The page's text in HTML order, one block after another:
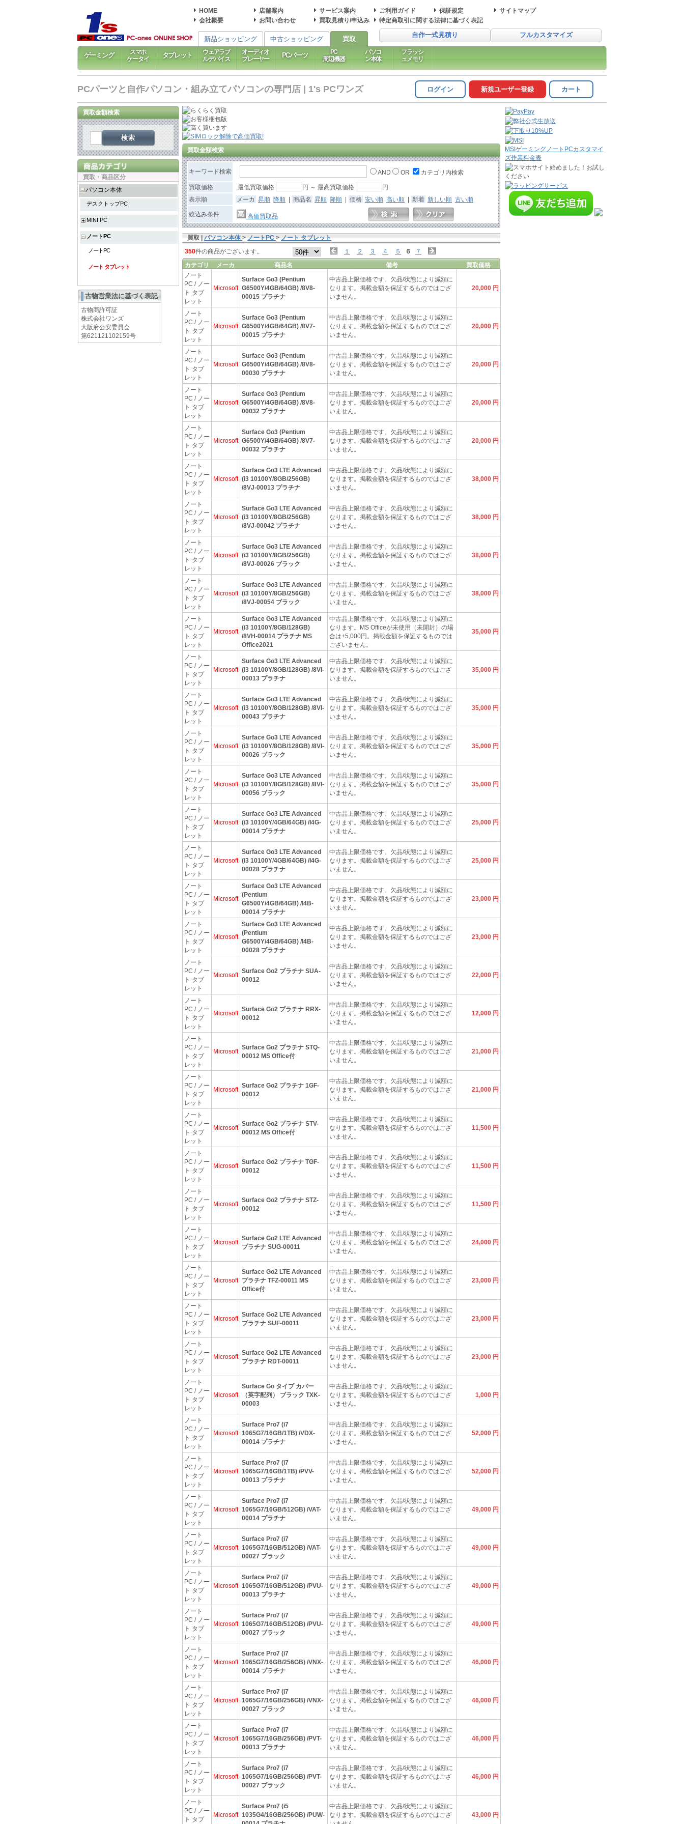
HOME 店舗案内 サービス案内 ご利用ガイド 保証規定
サイトマップ
会社概要
お問い合わせ 買取見積り/申込み 特定商取引に関する法律に基づく表記
自作一式見積り フルカスタマイズ
新品ショッピング 中古ショッピング 買取
ゲーミング
スマホ
ケータイ
タブレット
ウェアラブ
ルデバイス
オーディオ
プレーヤー
PCパーツ
PC
周辺機器
パソコ
ン本体
フラッシ
ュメモリ
PCパーツと自作パソコン・組み立てパソコンの専門店 | 1's PCワンズ ログイン 新規ユーザー登録 カート
買取金額検索
キーワード検索 AND OR カテゴリ内検索
買取価格 最低買取価格 円 ～ 最高買取価格
円
表示順
メーカ 昇順 降順 | 商品名 昇順 降順 | 価格 安い順 高い順 | 新着 新しい順 古い順
絞込み条件 高価買取品
買取 | パソコン本体 > ノートPC > ノート タブレット
350件の商品がございます。 １ ２ ３ ４ ５ ６ ７
カテゴリ メーカ 商品名 備考
買取価格
ノート
PC / ノー
ト タブ
レット
Microsoft
Surface Go3 (Pentium
G6500Y/4GB/64GB) /8V8-
00015 プラチナ
中古品上限価格です。欠品/状態により減額に
なります。掲載金額を保証するものではござ
いません。
20,000 円
ノート
PC / ノー
ト タブ
レット
Microsoft
Surface Go3 (Pentium
G6500Y/4GB/64GB) /8V7-
00015 プラチナ
中古品上限価格です。欠品/状態により減額に
なります。掲載金額を保証するものではござ
いません。
20,000 円
ノート
PC / ノー
ト タブ
レット
Microsoft
Surface Go3 (Pentium
G6500Y/4GB/64GB) /8V8-
00030 プラチナ
中古品上限価格です。欠品/状態により減額に
なります。掲載金額を保証するものではござ
いません。
20,000 円
ノート
PC / ノー
ト タブ
レット
Microsoft
Surface Go3 (Pentium
G6500Y/4GB/64GB) /8V8-
00032 プラチナ
中古品上限価格です。欠品/状態により減額に
なります。掲載金額を保証するものではござ
いません。
20,000 円
ノート
PC / ノー
ト タブ
レット
Microsoft
Surface Go3 (Pentium
G6500Y/4GB/64GB) /8V7-
00032 プラチナ
中古品上限価格です。欠品/状態により減額に
なります。掲載金額を保証するものではござ
いません。
20,000 円
ノート
PC / ノー
ト タブ
レット
Microsoft
Surface Go3 LTE Advanced
(i3 10100Y/8GB/256GB)
/8VJ-00013 プラチナ
中古品上限価格です。欠品/状態により減額に
なります。掲載金額を保証するものではござ
いません。
38,000 円
ノート
PC / ノー
ト タブ
レット
Microsoft
Surface Go3 LTE Advanced
(i3 10100Y/8GB/256GB)
/8VJ-00042 プラチナ
中古品上限価格です。欠品/状態により減額に
なります。掲載金額を保証するものではござ
いません。
38,000 円
ノート
PC / ノー
ト タブ
レット
Microsoft
Surface Go3 LTE Advanced
(i3 10100Y/8GB/256GB)
/8VJ-00026 ブラック
中古品上限価格です。欠品/状態により減額に
なります。掲載金額を保証するものではござ
いません。
38,000 円
ノート
PC / ノー
ト タブ
レット
Microsoft
Surface Go3 LTE Advanced
(i3 10100Y/8GB/256GB)
/8VJ-00054 ブラック
中古品上限価格です。欠品/状態により減額に
なります。掲載金額を保証するものではござ
いません。
38,000 円
ノート
PC / ノー
ト タブ
レット
Microsoft
Surface Go3 LTE Advanced
(i3 10100Y/8GB/128GB)
/8VH-00014 プラチナ MS
Office2021
中古品上限価格です。欠品/状態により減額に
なります。MS Officeが未使用（未開封）の場
合は+5,000円。掲載金額を保証するものでは
ございません。
35,000 円
ノート
PC / ノー
ト タブ
レット
Microsoft
Surface Go3 LTE Advanced
(i3 10100Y/8GB/128GB) /8VI-
00013 プラチナ
中古品上限価格です。欠品/状態により減額に
なります。掲載金額を保証するものではござ
いません。
35,000 円
ノート
PC / ノー
ト タブ
レット
Microsoft
Surface Go3 LTE Advanced
(i3 10100Y/8GB/128GB) /8VI-
00043 プラチナ
中古品上限価格です。欠品/状態により減額に
なります。掲載金額を保証するものではござ
いません。
35,000 円
ノート
PC / ノー
ト タブ
レット
Microsoft
Surface Go3 LTE Advanced
(i3 10100Y/8GB/128GB) /8VI-
00026 ブラック
中古品上限価格です。欠品/状態により減額に
なります。掲載金額を保証するものではござ
いません。
35,000 円
ノート
PC / ノー
ト タブ
レット
Microsoft
Surface Go3 LTE Advanced
(i3 10100Y/8GB/128GB) /8VI-
00056 ブラック
中古品上限価格です。欠品/状態により減額に
なります。掲載金額を保証するものではござ
いません。
35,000 円
ノート
PC / ノー
ト タブ
レット
Microsoft
Surface Go3 LTE Advanced
(i3 10100Y/4GB/64GB) /I4G-
00014 プラチナ
中古品上限価格です。欠品/状態により減額に
なります。掲載金額を保証するものではござ
いません。
25,000 円
ノート
PC / ノー
ト タブ
レット
Microsoft
Surface Go3 LTE Advanced
(i3 10100Y/4GB/64GB) /I4G-
00028 プラチナ
中古品上限価格です。欠品/状態により減額に
なります。掲載金額を保証するものではござ
いません。
25,000 円
ノート
PC / ノー
ト タブ
レット
Microsoft
Surface Go3 LTE Advanced
(Pentium
G6500Y/4GB/64GB) /I4B-
00014 プラチナ
中古品上限価格です。欠品/状態により減額に
なります。掲載金額を保証するものではござ
いません。
23,000 円
ノート
PC / ノー
ト タブ
レット
Microsoft
Surface Go3 LTE Advanced
(Pentium
G6500Y/4GB/64GB) /I4B-
00028 プラチナ
中古品上限価格です。欠品/状態により減額に
なります。掲載金額を保証するものではござ
いません。
23,000 円
ノート
PC / ノー
ト タブ
レット
Microsoft
Surface Go2 プラチナ SUA-
00012
中古品上限価格です。欠品/状態により減額に
なります。掲載金額を保証するものではござ
いません。
22,000 円
ノート
PC / ノー
ト タブ
レット
Microsoft
Surface Go2 プラチナ RRX-
00012
中古品上限価格です。欠品/状態により減額に
なります。掲載金額を保証するものではござ
いません。
12,000 円
ノート
PC / ノー
ト タブ
レット
Microsoft
Surface Go2 プラチナ STQ-
00012 MS Office付
中古品上限価格です。欠品/状態により減額に
なります。掲載金額を保証するものではござ
いません。
21,000 円
ノート
PC / ノー
ト タブ
レット
Microsoft
Surface Go2 プラチナ 1GF-
00012
中古品上限価格です。欠品/状態により減額に
なります。掲載金額を保証するものではござ
いません。
21,000 円
ノート
PC / ノー
ト タブ
レット
Microsoft
Surface Go2 プラチナ STV-
00012 MS Office付
中古品上限価格です。欠品/状態により減額に
なります。掲載金額を保証するものではござ
いません。
11,500 円
ノート
PC / ノー
ト タブ
レット
Microsoft
Surface Go2 プラチナ TGF-
00012
中古品上限価格です。欠品/状態により減額に
なります。掲載金額を保証するものではござ
いません。
11,500 円
ノート
PC / ノー
ト タブ
レット
Microsoft
Surface Go2 プラチナ STZ-
00012
中古品上限価格です。欠品/状態により減額に
なります。掲載金額を保証するものではござ
いません。
11,500 円
ノート
PC / ノー
ト タブ
レット
Microsoft
Surface Go2 LTE Advanced
プラチナ SUG-00011
中古品上限価格です。欠品/状態により減額に
なります。掲載金額を保証するものではござ
いません。
24,000 円
ノート
PC / ノー
ト タブ
レット
Microsoft
Surface Go2 LTE Advanced
プラチナ TFZ-00011 MS
Office付
中古品上限価格です。欠品/状態により減額に
なります。掲載金額を保証するものではござ
いません。
23,000 円
ノート
PC / ノー
ト タブ
レット
Microsoft
Surface Go2 LTE Advanced
プラチナ SUF-00011
中古品上限価格です。欠品/状態により減額に
なります。掲載金額を保証するものではござ
いません。
23,000 円
ノート
PC / ノー
ト タブ
レット
Microsoft
Surface Go2 LTE Advanced
プラチナ RDT-00011
中古品上限価格です。欠品/状態により減額に
なります。掲載金額を保証するものではござ
いません。
23,000 円
ノート
PC / ノー
ト タブ
レット
Microsoft
Surface Go タイプ カバー
（英字配列） ブラック TXK-
00003
中古品上限価格です。欠品/状態により減額に
なります。掲載金額を保証するものではござ
いません。
1,000 円
ノート
PC / ノー
ト タブ
レット
Microsoft
Surface Pro7 (i7
1065G7/16GB/1TB) /VDX-
00014 プラチナ
中古品上限価格です。欠品/状態により減額に
なります。掲載金額を保証するものではござ
いません。
52,000 円
ノート
PC / ノー
ト タブ
レット
Microsoft
Surface Pro7 (i7
1065G7/16GB/1TB) /PVV-
00013 プラチナ
中古品上限価格です。欠品/状態により減額に
なります。掲載金額を保証するものではござ
いません。
52,000 円
ノート
PC / ノー
ト タブ
レット
Microsoft
Surface Pro7 (i7
1065G7/16GB/512GB) /VAT-
00014 プラチナ
中古品上限価格です。欠品/状態により減額に
なります。掲載金額を保証するものではござ
いません。
49,000 円
ノート
PC / ノー
ト タブ
レット
Microsoft
Surface Pro7 (i7
1065G7/16GB/512GB) /VAT-
00027 ブラック
中古品上限価格です。欠品/状態により減額に
なります。掲載金額を保証するものではござ
いません。
49,000 円
ノート
PC / ノー
ト タブ
レット
Microsoft
Surface Pro7 (i7
1065G7/16GB/512GB) /PVU-
00013 プラチナ
中古品上限価格です。欠品/状態により減額に
なります。掲載金額を保証するものではござ
いません。
49,000 円
ノート
PC / ノー
ト タブ
レット
Microsoft
Surface Pro7 (i7
1065G7/16GB/512GB) /PVU-
00027 ブラック
中古品上限価格です。欠品/状態により減額に
なります。掲載金額を保証するものではござ
いません。
49,000 円
ノート
PC / ノー
ト タブ
レット
Microsoft
Surface Pro7 (i7
1065G7/16GB/256GB) /VNX-
00014 プラチナ
中古品上限価格です。欠品/状態により減額に
なります。掲載金額を保証するものではござ
いません。
46,000 円
ノート
PC / ノー
ト タブ
レット
Microsoft
Surface Pro7 (i7
1065G7/16GB/256GB) /VNX-
00027 ブラック
中古品上限価格です。欠品/状態により減額に
なります。掲載金額を保証するものではござ
いません。
46,000 円
ノート
PC / ノー
ト タブ
レット
Microsoft
Surface Pro7 (i7
1065G7/16GB/256GB) /PVT-
00013 プラチナ
中古品上限価格です。欠品/状態により減額に
なります。掲載金額を保証するものではござ
いません。
46,000 円
ノート
PC / ノー
ト タブ
レット
Microsoft
Surface Pro7 (i7
1065G7/16GB/256GB) /PVT-
00027 ブラック
中古品上限価格です。欠品/状態により減額に
なります。掲載金額を保証するものではござ
いません。
46,000 円
ノート
PC / ノー
ト タブ
Microsoft
Surface Pro7 (i5
1035G4/16GB/256GB) /PUW-
中古品上限価格です。欠品/状態により減額に
なります。掲載金額を保証するものではござ
43,000 円
買取金額検索
検索
買取・商品区分
パソコン本体
デスクトップPC
MINI PC
ノートPC
ノートPC
ノート タブレット
古物営業法に基づく表記
古物商許可証
株式会社ワンズ
大阪府公安委員会
第621121102159号
MSIゲーミングノートPCカスタマイ
ズ作業料金表